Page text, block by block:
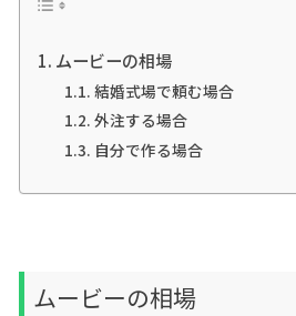
ムービーの相場
結婚式場で頼む場合
外注する場合
自分で作る場合
ムービーの相場